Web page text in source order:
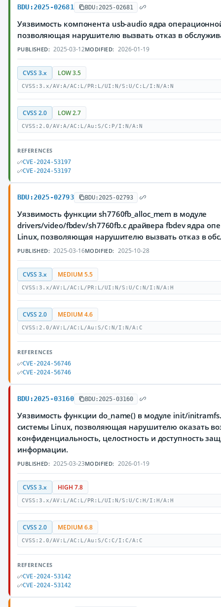
BDU:2025-02681 BDU:2025-02681
Уязвимость компонента usb-audio ядра
позволяющая нарушителю вызвать отказ в
PUBLISHED: 2025-03-12MODIFIED: 2026-01-19
CVSS 3.x LOW 3.5
CVSS:3.x/AV:A/AC:L/PR:L/UI:N/S:U/C:L/I:N/A:N
CVSS 2.0 LOW 2.7
CVSS:2.0/AV:A/AC:L/Au:S/C:P/I:N/A:N
REFERENCES
CVE-2024-53197
CVE-2024-53197
BDU:2025-02793 BDU:2025-02793
Уязвимость функции sh7760fb_alloc_mem в модуле
drivers/video/fbdev/sh7760fb.c драйвера fbdev ядра
Linux, позволяющая нарушителю вызвать отказ в
PUBLISHED: 2025-03-16MODIFIED: 2025-10-28
CVSS 3.x MEDIUM 5.5
CVSS:3.x/AV:L/AC:L/PR:L/UI:N/S:U/C:N/I:N/A:H
CVSS 2.0 MEDIUM 4.6
CVSS:2.0/AV:L/AC:L/Au:S/C:N/I:N/A:C
REFERENCES
CVE-2024-56746
CVE-2024-56746
BDU:2025-03160 BDU:2025-03160
Уязвимость функции do_name() в модуле init/
системы Linux, позволяющая нарушителю оказать
конфиденциальность, целостность и доступность
информации.
PUBLISHED: 2025-03-23MODIFIED: 2026-01-19
CVSS 3.x HIGH 7.8
CVSS:3.x/AV:L/AC:L/PR:L/UI:N/S:U/C:H/I:H/A:H
CVSS 2.0 MEDIUM 6.8
CVSS:2.0/AV:L/AC:L/Au:S/C:C/I:C/A:C
REFERENCES
CVE-2024-53142
CVE-2024-53142